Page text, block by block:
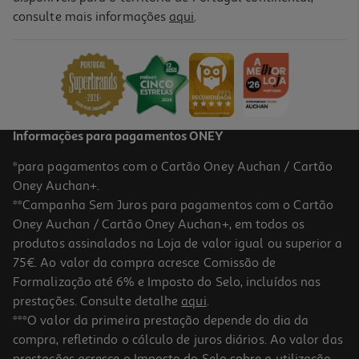
consulte mais informações aqui.
Informações para pagamentos ONEY
*para pagamentos com o Cartão Oney Auchan / Cartão
Oney Auchan+.
**Campanha Sem Juros para pagamentos com o Cartão
Oney Auchan / Cartão Oney Auchan+, em todos os
produtos assinalados na Loja de valor igual ou superior a
75€. Ao valor da compra acresce Comissão de
Formalização até 6% e Imposto do Selo, incluídos nas
prestações. Consulte detalhe aqui.
***O valor da primeira prestação depende do dia da
compra, refletindo o cálculo de juros diários. Ao valor das